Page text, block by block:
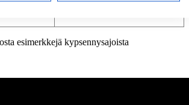
esimerkkejä kypsennysajoista